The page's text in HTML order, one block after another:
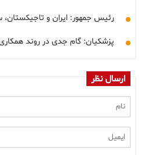
رئیس جمهور: ایران و تاجیکستان،
پزشکیان: گام جدی در روند
ارسال نظر